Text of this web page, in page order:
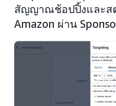
สัญญาณช้อปปิ้งและส
Amazon ผ่าน